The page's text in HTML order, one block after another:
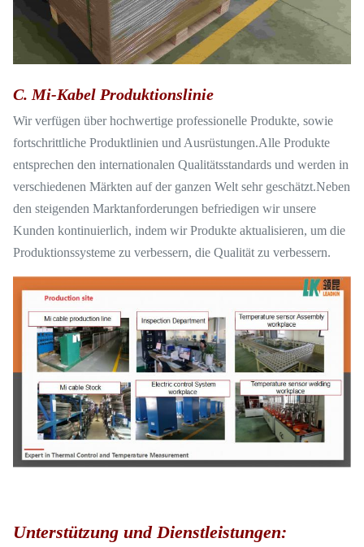
C. Mi-Kabel Produktionslinie
Wir verfügen über hochwertige professionelle Produkte, sowie
fortschrittliche Produktlinien und Ausrüstungen.Alle Produkte
entsprechen den internationalen Qualitätsstandards und werden in
verschiedenen Märkten auf der ganzen Welt sehr geschätzt.Neben
den steigenden Marktanforderungen befriedigen wir unsere
Kunden kontinuierlich, indem wir Produkte aktualisieren, um die
Produktionssysteme zu verbessern, die Qualität zu verbessern.
Unterstützung und Dienstleistungen: